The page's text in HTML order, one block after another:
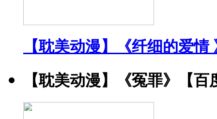
【耽美动漫】《纤细的爱
【耽美动漫】《冤罪》【